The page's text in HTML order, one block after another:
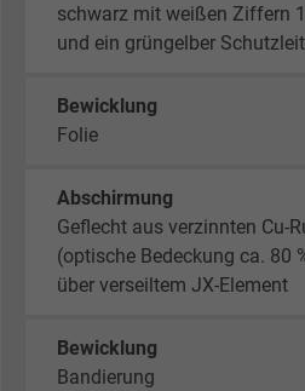
schwarz mit weißen Ziffern 1
und ein grüngelber
Bewicklung
Folie
Abschirmung
Geflecht aus verzinnten Cu-
(optische Bedeckung ca. 80
über verseiltem JX-Element
Bewicklung
Bandierung